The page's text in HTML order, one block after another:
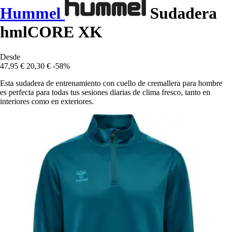
Hummel
Sudadera
hmlCORE XK
Desde
47,95 € 20,30 € -58%
Esta sudadera de entrenamiento con cuello de cremallera para hombre
es perfecta para todas tus sesiones diarias de clima fresco, tanto en
interiores como en exteriores.